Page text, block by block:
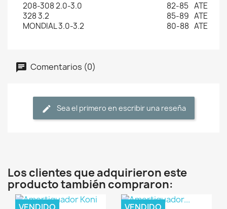
208-308 2.0-3.0
82-85 ATE
328 3.2
85-89 ATE
MONDIAL 3.0-3.2
80-88 ATE
Comentarios (0)
Sea el primero en escribir una reseña
Los clientes que adquirieron este
producto también compraron: